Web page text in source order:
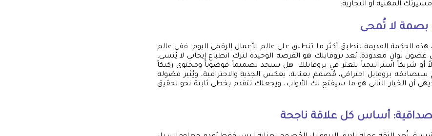
مسيرتك المهنية أو التجارية:
بصمة لا تُمحى
هذه الحكمة القديمة تنطبق أكثر ما تنطبق على عالم الأعمال الرقمي اليوم. ففي عالم
غضون ثوانٍ معدودة، يُعد بروفايلك هو الفرصة الوحيدة لترك انطباع إيجابي لا يُنسى.
أو شريكاً استراتيجياً يتعثر في بروفايلك. هل سيجد تصميماً فوضوياً ومحتوى ركيكاً
بروفايل احترافي، مُصمم بعناية، يعكس الجدية والاحترافية، ويُثير فضوله
أن الخيار الثاني هو ما سيفتح لك الأبواب، ويجعلك تتقدم بخطى ثابتة نحو تحقيق
أساس كل علاقة ناجحة